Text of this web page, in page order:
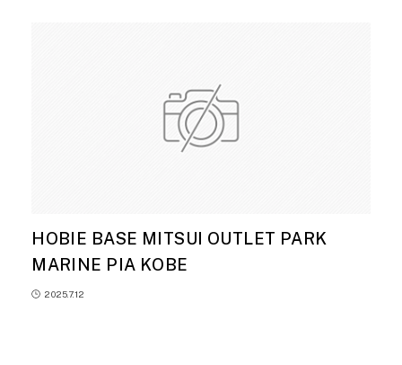
HOBIE BASE MITSUI OUTLET PARK
MARINE PIA KOBE
2025.7.12